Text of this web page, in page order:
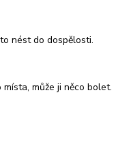
nést do dospělosti.
může ji něco bolet.